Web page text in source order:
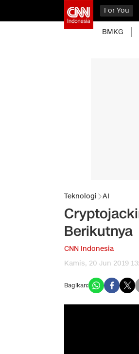
For You
BMKG
Teknologi AI
Berikutnya
CNN Indonesia
Kamis, 20 Jun 2019
Bagikan: